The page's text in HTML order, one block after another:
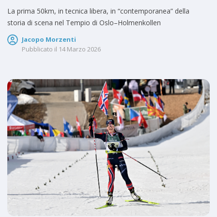
La prima 50km, in tecnica libera, in “contemporanea” della
storia di scena nel Tempio di Oslo–Holmenkollen
Jacopo Morzenti
Pubblicato il 14 Marzo 2026